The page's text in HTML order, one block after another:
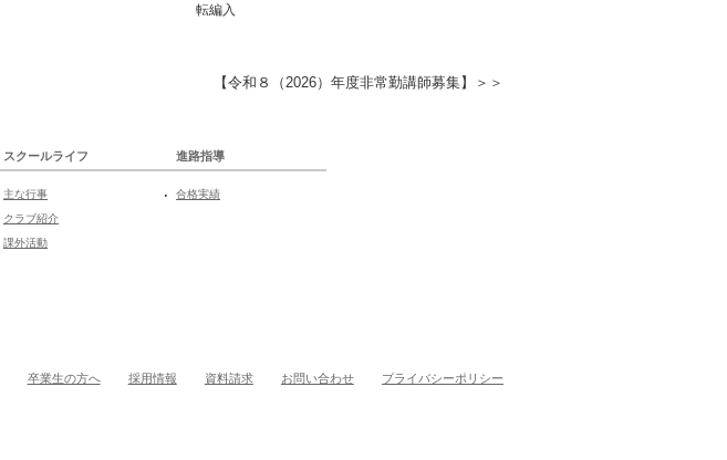
転編入
【令和８（2026）年度非常勤講師募集】＞＞
スクールライフ
主な行事
クラブ紹介
課外活動
進路指導
合格実績
卒業生の方へ 採用情報 資料請求 お問い合わせ プライバシーポリシー